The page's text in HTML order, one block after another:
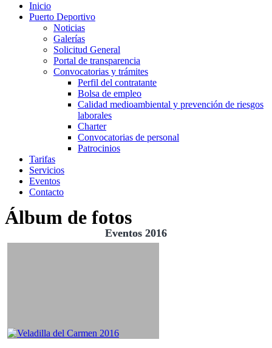
Inicio
Puerto Deportivo
Noticias
Galerías
Solicitud General
Portal de transparencia
Convocatorias y trámites
Perfil del contratante
Bolsa de empleo
Calidad medioambiental y prevención de riesgos
laborales
Charter
Convocatorias de personal
Patrocinios
Tarifas
Servicios
Eventos
Contacto
Álbum de fotos
Eventos 2016